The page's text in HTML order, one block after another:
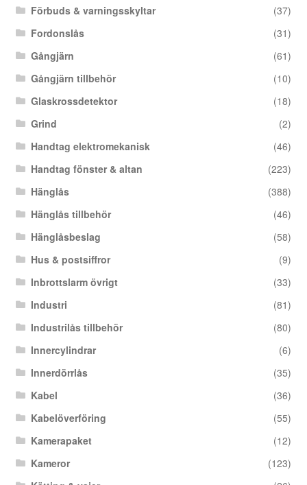
Förbuds & varningsskyltar
(37)
Fordonslås
(31)
Gångjärn
(61)
Gångjärn tillbehör
(10)
Glaskrossdetektor
(18)
Grind
(2)
Handtag elektromekanisk
(46)
Handtag fönster & altan
(223)
Hänglås
(388)
Hänglås tillbehör
(46)
Hänglåsbeslag
(58)
Hus & postsiffror
(9)
Inbrottslarm övrigt
(33)
Industri
(81)
Industrilås tillbehör
(80)
Innercylindrar
(6)
Innerdörrlås
(35)
Kabel
(36)
Kabelöverföring
(55)
Kamerapaket
(12)
Kameror
(123)